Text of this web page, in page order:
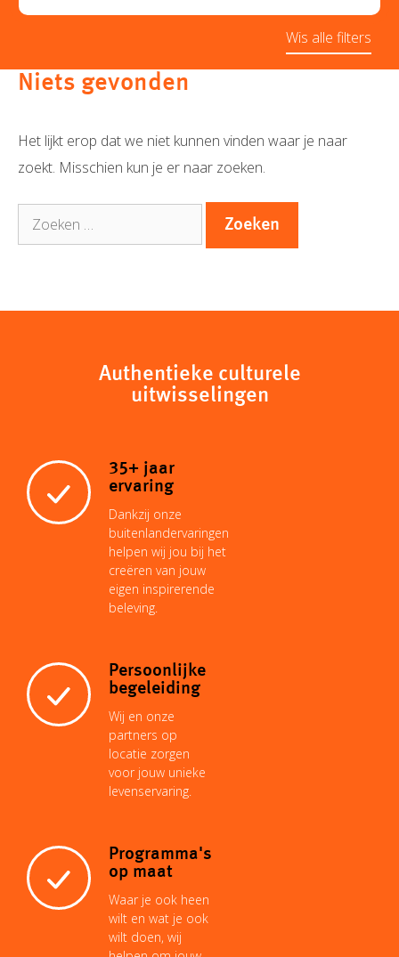
Wis alle filters
Niets gevonden
Het lijkt erop dat we niet kunnen vinden waar je naar
zoekt. Misschien kun je er naar zoeken.
Zoek
naar:
Authentieke culturele
uitwisselingen
35+ jaar
ervaring
Dankzij onze
buitenlandervaringen
helpen wij jou bij het
creëren van jouw
eigen inspirerende
beleving.
Persoonlijke
begeleiding
Wij en onze
partners op
locatie zorgen
voor jouw unieke
levenservaring.
Programma's
op maat
Waar je ook heen
wilt en wat je ook
wilt doen, wij